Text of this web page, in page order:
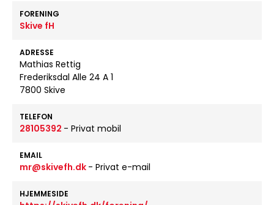
FORENING
Skive fH
ADRESSE
Mathias Rettig
Frederiksdal Alle 24 A 1
7800 Skive
TELEFON
28105392 - Privat mobil
EMAIL
mr@skivefh.dk - Privat e-mail
HJEMMESIDE